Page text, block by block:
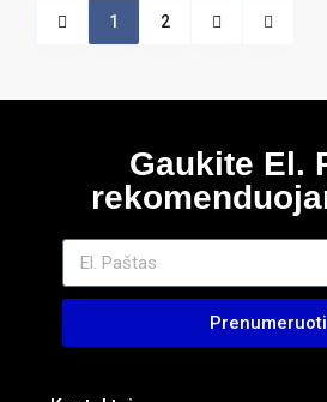
1 2
Gaukite El.
Prenumeruoti